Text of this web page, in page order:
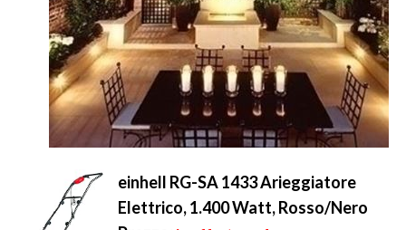
einhell RG-SA 1433 Arieggiatore
Elettrico, 1.400 Watt, Rosso/Nero